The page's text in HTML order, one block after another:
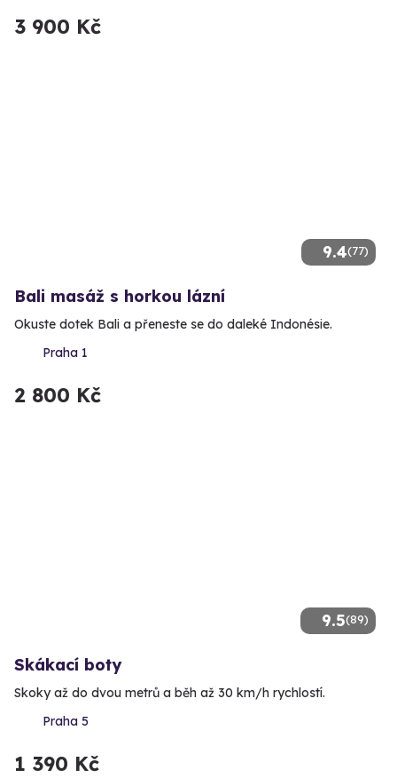
3 900 Kč
9.4(77)
Bali masáž s horkou lázní
Okuste dotek Bali a přeneste se do daleké Indonésie.
Praha 1
2 800 Kč
9.5(89)
Skákací boty
Skoky až do dvou metrů a běh až 30 km/h rychlostí.
Praha 5
1 390 Kč